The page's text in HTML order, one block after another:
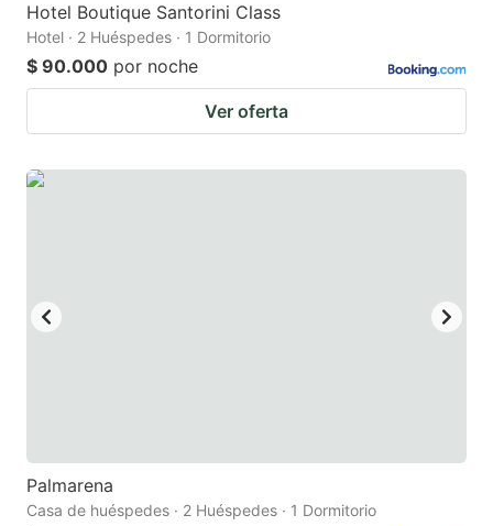
Hotel Boutique Santorini Class
Hotel · 2 Huéspedes · 1 Dormitorio
$ 90.000 por noche
Ver oferta
Palmarena
Casa de huéspedes · 2 Huéspedes · 1 Dormitorio